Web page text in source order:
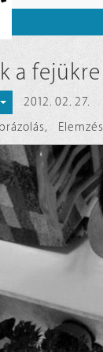
a
2012. 02. 27.
, Elemzés